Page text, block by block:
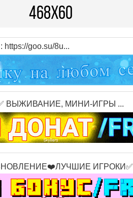
https://goo.su/8u...
✅ ВЫЖИВАНИЕ, МИНИ-ИГРЫ ...
ИГРОКИ✅